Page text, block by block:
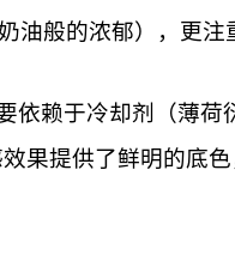
油般的浓郁），更注
依赖于冷却剂（薄
果提供了鲜明的底